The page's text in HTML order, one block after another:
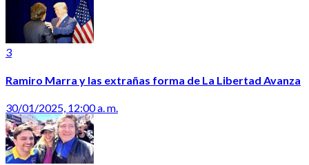
3
Ramiro Marra y las extrañas forma de La Libertad Avanza
30/01/2025, 12:00 a. m.